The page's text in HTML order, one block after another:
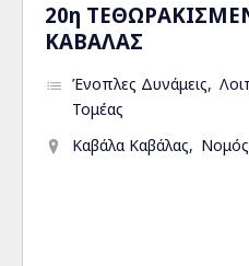
20η
ΚΑΒΑΛΑΣ
Ένοπλες Δυνάμεις
Τομέας
Καβάλα Καβάλας